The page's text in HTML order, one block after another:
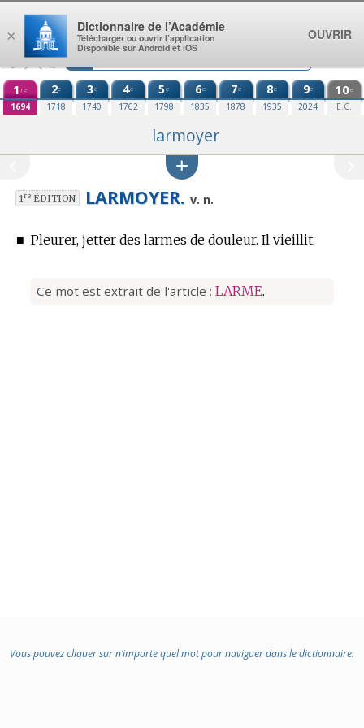
Aller au contenu
1 re
1694
2e
1718
3e
1740
4e
1762
5e
1798
6e
1835
7e
1878
8e
1935
9e
2024
10e
E.C.
larmoyer
1reÉDITION LARMOYER. v. n.
■ Pleurer, jetter des larmes de douleur. Il vieillit.
Ce mot est extrait de l'article : LARME.
Vous pouvez cliquer sur n’importe quel mot pour naviguer dans le dictionnaire.
×
Dictionnaire de l’Académie
Télécharger ou ouvrir l’application
Disponible sur Android et iOS
OUVRIR